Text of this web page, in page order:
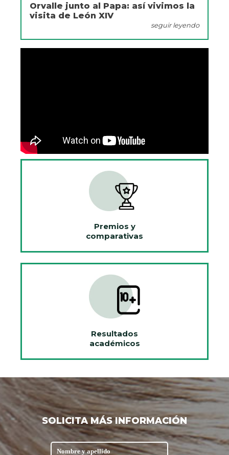
Orvalle junto al Papa: así vivimos la
visita de León XIV
seguir leyendo
Premios y
comparativas
Resultados
académicos
SOLICITA MÁS INFORMACIÓN